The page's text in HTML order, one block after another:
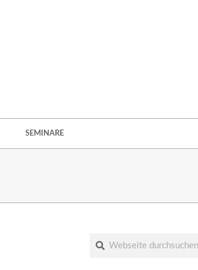
SEMINARE
Suche